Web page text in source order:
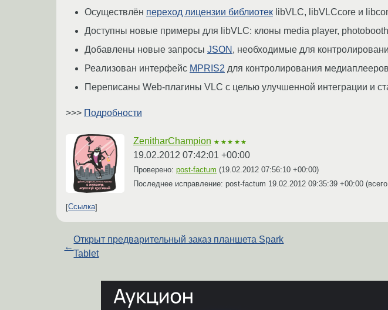
Осуществлён переход лицензии библиотек libVLC, libVLCcore и
Доступны новые примеры для libVLC: клоны media player,
Добавлены новые запросы JSON , необходимые для
Реализован интерфейс MPRIS2 для контролирования
Переписаны Web-плагины VLC с целью улучшенной интеграции и
>>> Подробности
ZenitharChampion ★★★★★
19.02.2012 07:42:01 +00:00
Проверено: post-factum (19.02.2012 07:56:10 +00:00)
Последнее исправление: post-factum 19.02.2012 09:35:39 +00:00
Ссылка
←
Открыт предварительный заказ планшета Spark
Tablet